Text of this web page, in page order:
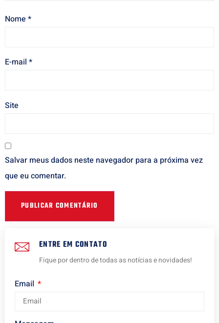
Nome *
E-mail *
Site
Salvar meus dados neste navegador para a próxima vez
que eu comentar.
ENTRE EM CONTATO
Fique por dentro de todas as notícias e novidades!
Email